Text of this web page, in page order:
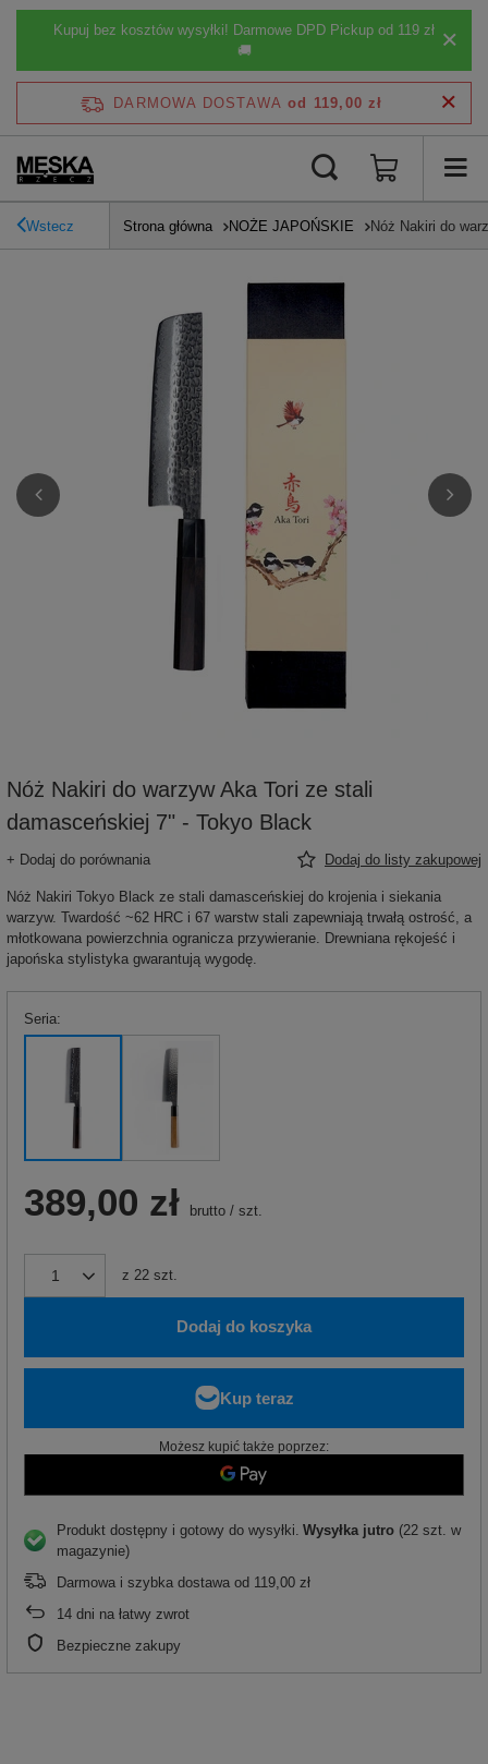
Kupuj bez kosztów wysyłki! Darmowe DPD Pickup od 119 zł
🚚
DARMOWA DOSTAWA od 119,00 zł
Wstecz Strona główna NOŻE JAPOŃSKIE Nóż Nakiri do
Nóż Nakiri do warzyw Aka Tori ze stali
damasceńskiej 7" - Tokyo Black
+ Dodaj do porównania Dodaj do listy zakupowej
Nóż Nakiri Tokyo Black ze stali damasceńskiej do krojenia i siekania
warzyw. Twardość ~62 HRC i 67 warstw stali zapewniają trwałą ostrość, a
młotkowana powierzchnia ogranicza przywieranie. Drewniana rękojeść i
japońska stylistyka gwarantują wygodę.
Seria
389,00 zł brutto / szt.
z 22 szt.
Dodaj do koszyka
Możesz kupić także poprzez:
Produkt dostępny i gotowy do wysyłki Wysyłka jutro (22 szt. w
magazynie)
Darmowa i szybka dostawa od 119,00 zł
14 dni na łatwy zwrot
Bezpieczne zakupy